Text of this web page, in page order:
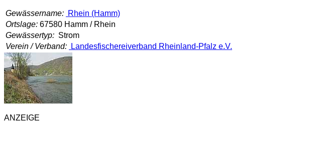
Gewässername: Rhein (Hamm)
Ortslage: 67580 Hamm / Rhein
Gewässertyp: Strom
Verein / Verband:
Landesfischereiverband Rheinland-Pfalz e.V.
ANZEIGE